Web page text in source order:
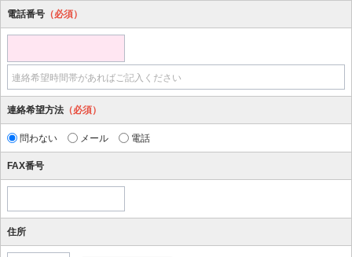
電話番号 （必須）
連絡希望時間帯があればご記入ください
連絡希望方法 （必須）
問わない メール 電話
FAX番号
住所